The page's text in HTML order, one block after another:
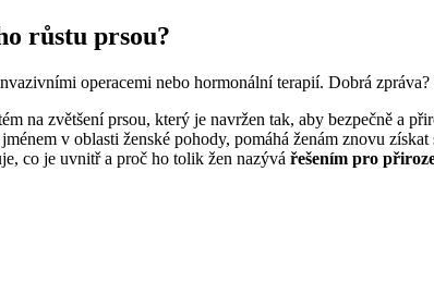
růstu prsou?
operacemi nebo hormonální terapií. Dobrá zpráva?
na zvětšení prsou, který je navržen tak, aby bezpečně a
v oblasti ženské pohody, pomáhá ženám znovu
co je uvnitř a proč ho tolik žen nazývá řešením pro